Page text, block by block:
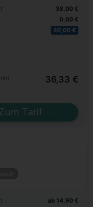
38,00 €
0,00 €
40,00 €
36,33 €
Tarif
ab 14,90 €